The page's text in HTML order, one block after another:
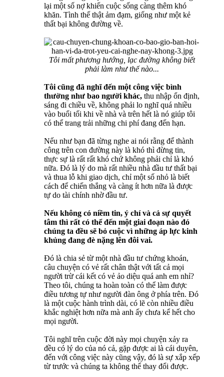
lại một số nợ khiến cuộc sống càng thêm khó
khăn. Tình thế thật ảm đạm, giống như một kẻ
thất bại không đường về.
Tôi mất phương hướng, lạc đường không biết
phải làm như thế nào...
Tôi cũng đã nghĩ đến một công việc bình
thường như bao người khác, thu nhập ổn định,
sáng đi chiều về, không phải lo nghĩ quá nhiều
vào buổi tối khi về nhà và trên hết là nó giúp tôi
có thể trang trải những chi phí đang đến hạn.
Nếu như bạn đã từng nghe ai nói rằng để thành
công trên con đường này là khó thì đừng tin,
thực sự là rất rất khó chứ không phải chỉ là khó
nữa. Đó là lý do mà rất nhiều nhà đầu tư thất bại
và thua lỗ khi giao dịch, chỉ một số nhỏ là biết
cách để chiến thắng và càng ít hơn nữa là được
tự do tài chính nhờ đầu tư.
Nếu không có niềm tin, ý chí và cả sự quyết
tâm thì rất có thể đến một giai đoạn nào đó
chúng ta đều sẽ bỏ cuộc vì những áp lực kinh
khủng đang đè nặng lên đôi vai.
Đó là chia sẻ từ một nhà đầu tư chứng khoán,
câu chuyện có vẻ rất chân thật với tất cả mọi
người trừ cái kết có vẻ ảo diệu quá anh em nhỉ?
Theo tôi, chúng ta hoàn toàn có thể làm được
điều tương tự như người đàn ông ở phía trên. Đó
là một cuộc hành trình dài, có lẽ còn nhiều điều
khắc nghiệt hơn nữa mà anh ấy chưa kể hết cho
mọi người.
Tôi nghĩ trên cuộc đời này mọi chuyện xảy ra
đều có lý do của nó cả, gặp được ai là cái duyên,
đến với công việc này cũng vậy, đó là sự xắp xếp
từ trước và chúng ta không thể thay đổi được.